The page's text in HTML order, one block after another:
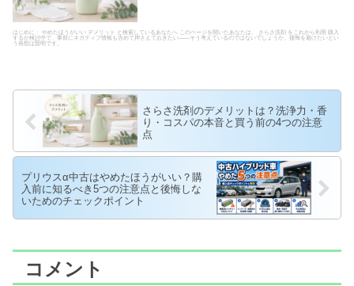
はじめに： やめたほうがいい デメリット と検索しているあなたへ このページを開いたあなたは、 さらさ洗剤 をこれから利用 購入
するか検討中で、事前にネガティブ情報も含めて押さえておきたい――そう考えているのではないでしょうか。後悔を避けたいとい
う発想は賢明です。
さらさ洗剤のデメリットは？洗浄力・香
り・コスパの本音と買う前の4つの注意
点
プリウスα中古はやめたほうがいい？購
入前に知るべき5つの注意点と後悔しな
いためのチェックポイント
コメント